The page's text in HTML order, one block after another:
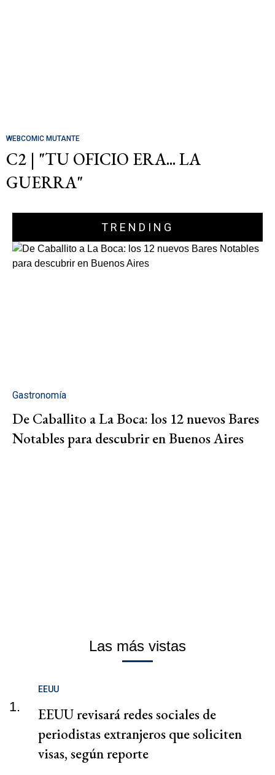
WEBCOMIC MUTANTE
C2 | "TU OFICIO ERA... LA
GUERRA"
TRENDING
Gastronomía
De Caballito a La Boca: los 12 nuevos Bares
Notables para descubrir en Buenos Aires
Las más vistas
1.
EEUU
EEUU revisará redes sociales de
periodistas extranjeros que soliciten
visas, según reporte